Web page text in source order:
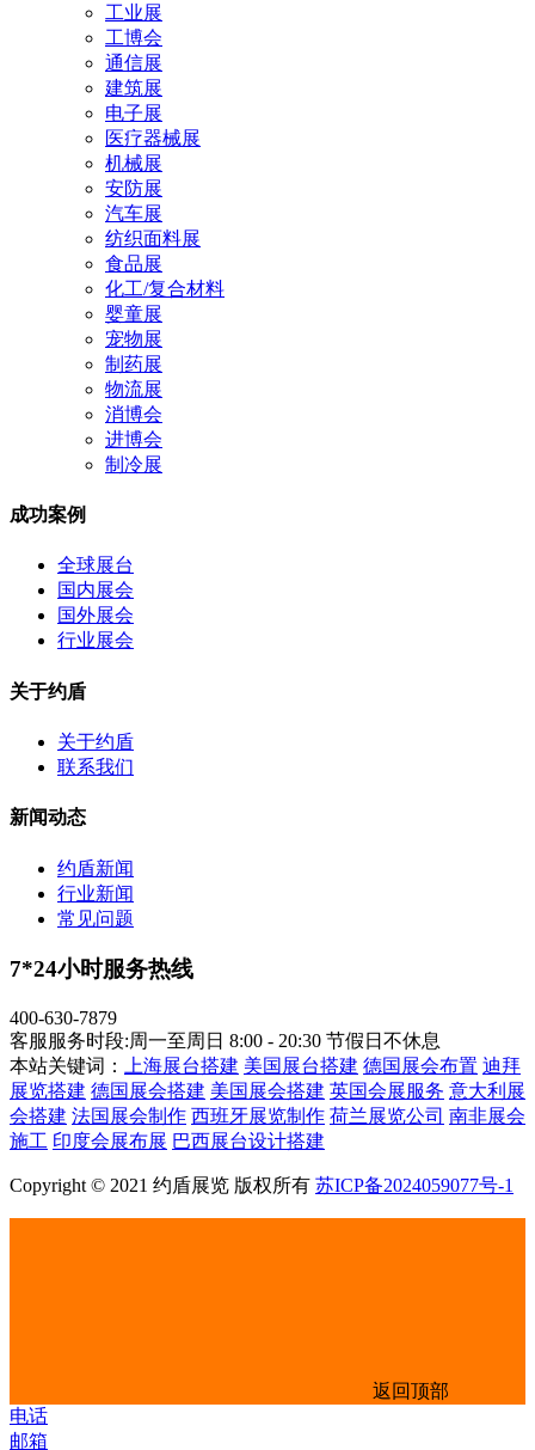
工业展
工博会
通信展
建筑展
电子展
医疗器械展
机械展
安防展
汽车展
纺织面料展
食品展
化工/复合材料
婴童展
宠物展
制药展
物流展
消博会
进博会
制冷展
成功案例
全球展台
国内展会
国外展会
行业展会
关于约盾
关于约盾
联系我们
新闻动态
约盾新闻
行业新闻
常见问题
7*24小时服务热线
400-630-7879
客服服务时段:周一至周日 8:00 - 20:30 节假日不休息
本站关键词：
上海展台搭建 美国展台搭建 德国展会布置 迪拜
展览搭建 德国展会搭建 美国展会搭建 英国会展服务 意大利展
会搭建 法国展会制作 西班牙展览制作 荷兰展览公司 南非展会
施工 印度会展布展 巴西展台设计搭建
Copyright © 2021 约盾展览 版权所有 苏ICP备2024059077号-1
返回顶部
电话
邮箱